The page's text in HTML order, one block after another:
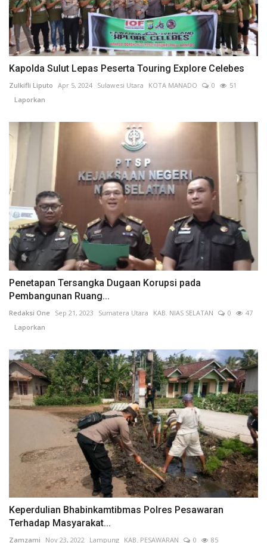
Kapolda Sulut Lepas Peserta Touring Explore Celebes
Zulkifli Liputo Apr 5, 2024 Sulawesi Utara KOTA MANADO 0
51
Laporkan
Penetapan Tersangka Dugaan Korupsi pada
Pembangunan Ruang...
Redaksi One Sep 21, 2023 Sumatera Utara KAB. NIAS SELATAN 0
47
Laporkan
Keperdulian Bhabinkamtibmas Polres Pesawaran
Terhadap Masyarakat...
Zamzami Nov 23, 2022 Lampung KAB. PESAWARAN 0 85